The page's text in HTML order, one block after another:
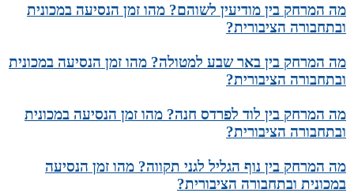
מה המרחק בין מודיעין לשוהם? מהו זמן הנסיעה במכונית
ובתחבורה הציבורית?
מה המרחק בין באר שבע למטולה? מהו זמן הנסיעה במכונית
ובתחבורה הציבורית?
מה המרחק בין לוד לפרדס חנה? מהו זמן הנסיעה במכונית
ובתחבורה הציבורית?
מה המרחק בין נוף הגליל לגני תקווה? מהו זמן הנסיעה
במכונית ובתחבורה הציבורית?